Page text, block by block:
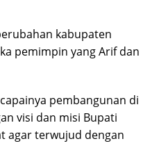
kabupaten
pemimpin yang Arif dan
pembangunan di
visi dan misi Bupati
agar terwujud dengan